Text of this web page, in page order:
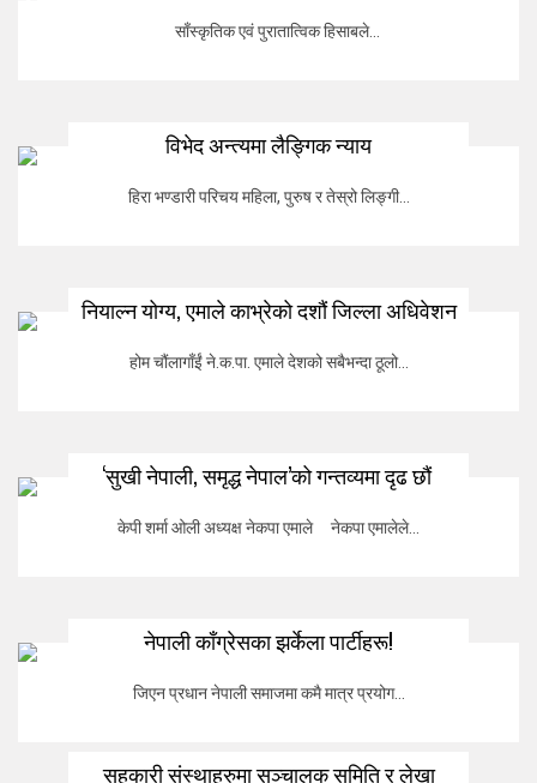
साँस्कृतिक एवं पुरातात्विक हिसाबले...
विभेद अन्त्यमा लैङ्गिक न्याय
हिरा भण्डारी परिचय महिला, पुरुष र तेस्रो लिङ्गी...
नियाल्न योग्य, एमाले काभ्रेको दशौं जिल्ला अधिवेशन
होम चौंलागाँईं ने.क.पा. एमाले देशको सबैभन्दा ठूलो...
‘सुखी नेपाली, समृद्ध नेपाल’को गन्तव्यमा दृढ छौं
केपी शर्मा ओली अध्यक्ष नेकपा एमाले नेकपा एमालेले...
नेपाली काँग्रेसका झर्केला पार्टीहरू!
जिएन प्रधान नेपाली समाजमा कमै मात्र प्रयोग...
सहकारी संस्थाहरुमा सञ्चालक समिति र लेखा